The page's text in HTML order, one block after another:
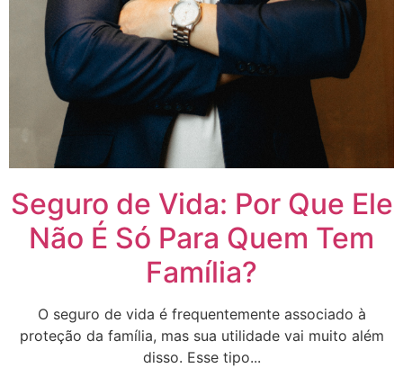
Seguro de Vida: Por Que Ele
Não É Só Para Quem Tem
Família?
O seguro de vida é frequentemente associado à
proteção da família, mas sua utilidade vai muito além
disso. Esse tipo...